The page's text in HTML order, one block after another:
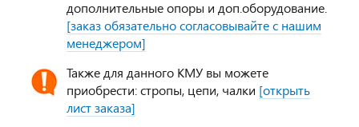
дополнительные опоры и доп.оборудование.
[заказ обязательно согласовывайте с нашим
менеджером]
Также для данного КМУ вы можете
приобрести: стропы, цепи, чалки [открыть
лист заказа]